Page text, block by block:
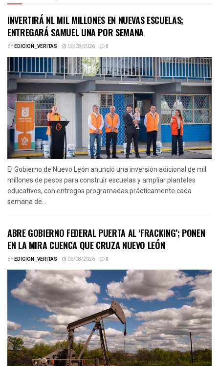
INVERTIRÁ NL MIL MILLONES EN NUEVAS ESCUELAS;
ENTREGARÁ SAMUEL UNA POR SEMANA
BYEDICION_VERITAS 06/08/2026 0
El Gobierno de Nuevo León anunció una inversión adicional de mil
millones de pesos para construir escuelas y ampliar planteles
educativos, con entregas programadas prácticamente cada
semana de...
ABRE GOBIERNO FEDERAL PUERTA AL ‘FRACKING’; PONEN
EN LA MIRA CUENCA QUE CRUZA NUEVO LEÓN
BYEDICION_VERITAS 06/08/2026 0